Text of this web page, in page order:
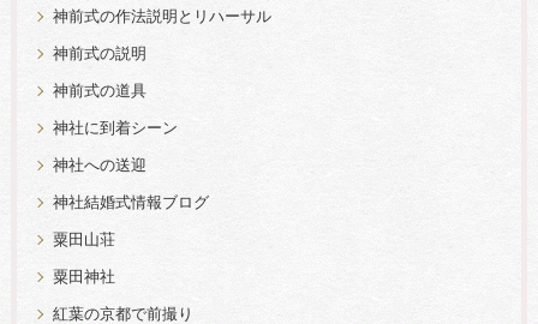
神前式の作法説明とリハーサル
神前式の説明
神前式の道具
神社に到着シーン
神社への送迎
神社結婚式情報ブログ
粟田山荘
粟田神社
紅葉の京都で前撮り